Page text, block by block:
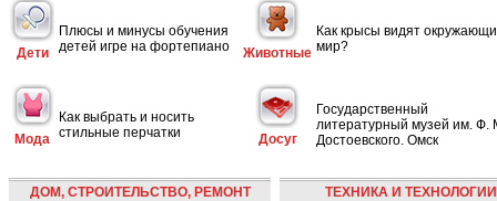
Дети
Плюсы и минусы обучения
детей игре на фортепиано
Животные
Как крысы видят
мир?
Мода
Как выбрать и носить
стильные перчатки
Досуг
Государственный
литературный музей им. Ф.
Достоевского. Омск
ДОМ, СТРОИТЕЛЬСТВО, РЕМОНТ ТЕХНИКА И ТЕХНОЛОГИИ